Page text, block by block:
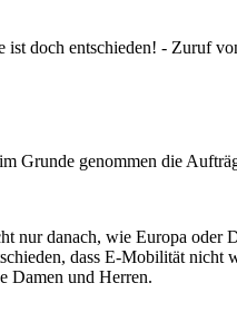
ist doch entschieden! - Zuruf
Grunde genommen die
nur danach, wie Europa
dass E-Mobilität
Damen und Herren.